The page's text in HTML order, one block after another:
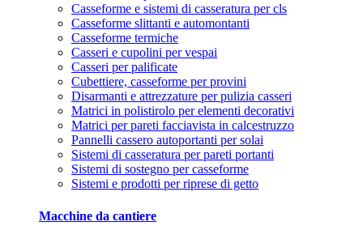
Casseforme e sistemi di casseratura per cls
Casseforme slittanti e automontanti
Casseforme termiche
Casseri e cupolini per vespai
Casseri per palificate
Cubettiere, casseforme per provini
Disarmanti e attrezzature per pulizia casseri
Matrici in polistirolo per elementi decorativi
Matrici per pareti facciavista in calcestruzzo
Pannelli cassero autoportanti per solai
Sistemi di casseratura per pareti portanti
Sistemi di sostegno per casseforme
Sistemi e prodotti per riprese di getto
Macchine da cantiere